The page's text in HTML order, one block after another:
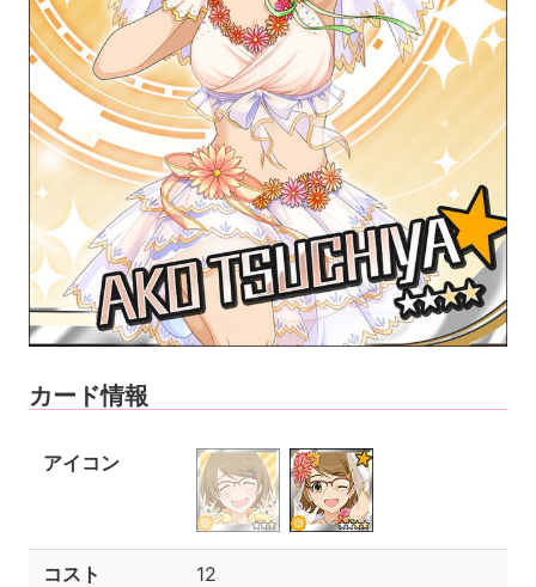
カード情報
アイコン
コスト 12